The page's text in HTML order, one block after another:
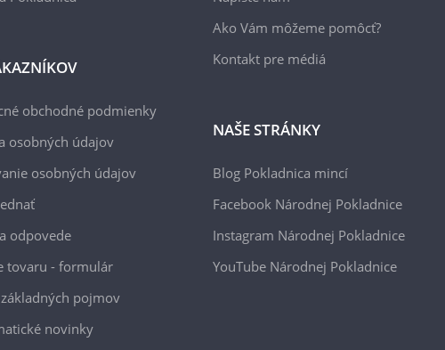
obchodné podmienky
osobných údajov
osobných údajov
odpovede
tovaru - formulár
pojmov
novinky
Ako Vám môžeme pomôcť?
Kontakt pre médiá
NAŠE STRÁNKY
Blog Pokladnica mincí
Facebook Národnej Pokladnice
Instagram Národnej Pokladnice
YouTube Národnej Pokladnice